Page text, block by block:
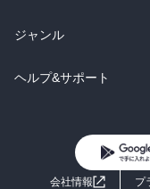
BL・TL
雑誌・グラビア
BL・TL
ラノベ
雑誌・グラビア
総合
ラノベ
ジャンル
コミック
ライトノベル
ヘルプ&サポート
よくあるご質問
会社情報 プ